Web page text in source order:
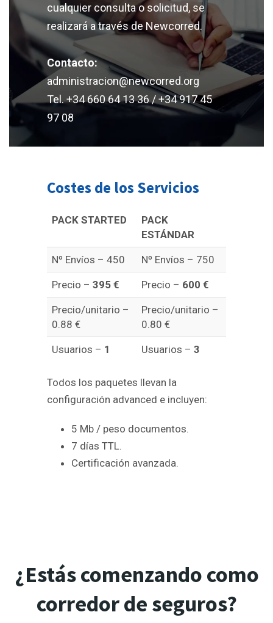
cualquier consulta o solicitud, se
realizará a través de Newcorred.
Contacto:
administracion@newcorred.org
Tel. +34 660 64 13 36 / +34 917 45
97 08
Costes de los Servicios
PACK STARTED
PACK
ESTÁNDAR
Nº Envíos – 450 Nº Envíos – 750
Precio – 395 € Precio – 600 €
Precio/unitario –
0.88 €
Precio/unitario –
0.80 €
Usuarios – 1 Usuarios – 3
Todos los paquetes llevan la
configuración advanced e incluyen:
5 Mb / peso documentos.
7 días TTL.
Certificación avanzada.
¿Estás comenzando como
corredor de seguros?